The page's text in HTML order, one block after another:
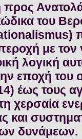
του
με
λογική
εποχή του
έως τους
χερσαία
και
δυνάμεων.